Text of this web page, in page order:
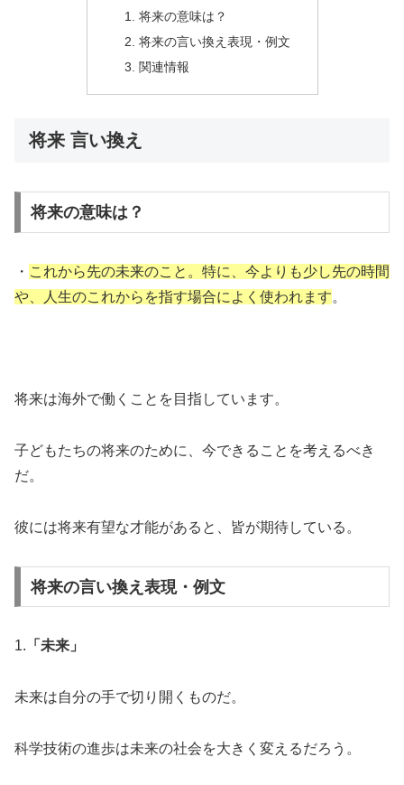
将来の意味は？
将来の言い換え表現・例文
関連情報
将来 言い換え
将来の意味は？
・ これから先の未来のこと。特に、今よりも少し先の時間
や、人生のこれからを指す場合によく使われます。
将来は海外で働くことを目指しています。
子どもたちの将来のために、今できることを考えるべき
だ。
彼には将来有望な才能があると、皆が期待している。
将来の言い換え表現・例文
1. 「未来」
未来は自分の手で切り開くものだ。
科学技術の進歩は未来の社会を大きく変えるだろう。